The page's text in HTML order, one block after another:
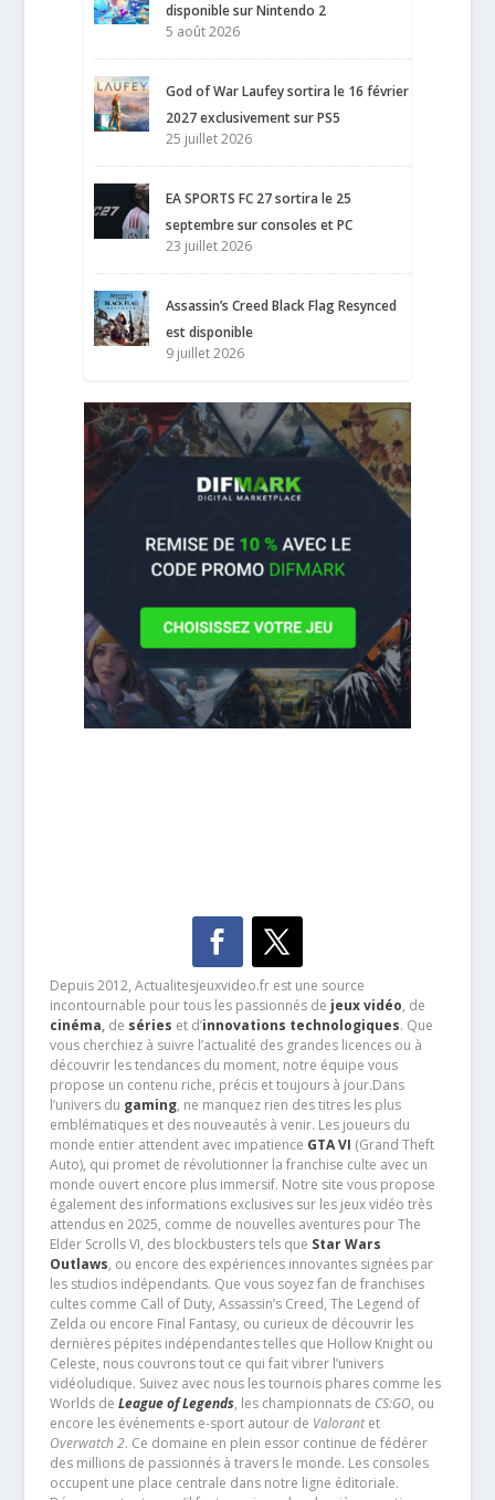
disponible sur Nintendo 2
5 août 2026
God of War Laufey sortira le 16 février
2027 exclusivement sur PS5
25 juillet 2026
EA SPORTS FC 27 sortira le 25
septembre sur consoles et PC
23 juillet 2026
Assassin’s Creed Black Flag Resynced
est disponible
9 juillet 2026
Depuis 2012, Actualitesjeuxvideo.fr est une source
incontournable pour tous les passionnés de jeux vidéo, de
cinéma,de séries et d’innovations technologiques. Que
vous cherchiez à suivre l’actualité des grandes licences ou à
découvrir les tendances du moment, notre équipe vous
propose un contenu riche, précis et toujours à jour.Dans
l’univers du gaming, ne manquez rien des titres les plus
emblématiques et des nouveautés à venir. Les joueurs du
monde entier attendent avec impatience GTA VI (Grand Theft
Auto), qui promet de révolutionner la franchise culte avec un
monde ouvert encore plus immersif. Notre site vous propose
également des informations exclusives sur les jeux vidéo très
attendus en 2025, comme de nouvelles aventures pour The
Elder Scrolls VI, des blockbusters tels que Star Wars
Outlaws, ou encore des expériences innovantes signées par
les studios indépendants. Que vous soyez fan de franchises
cultes comme Call of Duty, Assassin’s Creed, The Legend of
Zelda ou encore Final Fantasy, ou curieux de découvrir les
dernières pépites indépendantes telles que Hollow Knight ou
Celeste, nous couvrons tout ce qui fait vibrer l’univers
vidéoludique. Suivez avec nous les tournois phares comme les
Worlds de League of Legends, les championnats de CS:GO, ou
encore les événements e-sport autour de Valorantet
Overwatch 2. Ce domaine en plein essor continue de fédérer
des millions de passionnés à travers le monde. Les consoles
occupent une place centrale dans notre ligne éditoriale.